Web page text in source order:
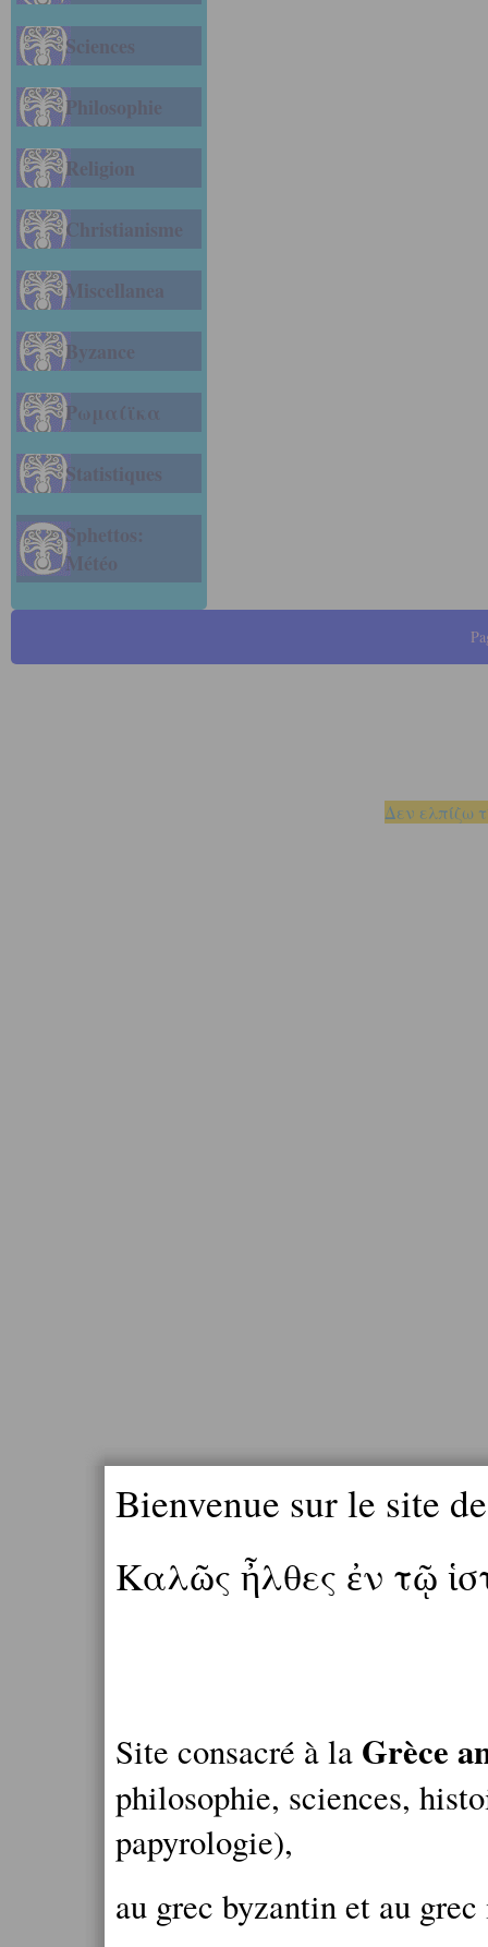
Sciences
Philosophie
Religion
Christianisme
Miscellanea
Byzance
Ρωμαίϊκα
Statistiques
Sphettos:
Météo
Δεν ελπίζω
Bienvenue sur le site
Καλῶς ἦλθες ἐν τῷ
Site consacré à la Grèce
philosophie, sciences,
papyrologie),
au grec byzantin et au